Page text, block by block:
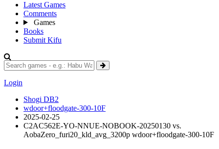
Latest Games
Comments
Games
Books
Submit Kifu
Login
Shogi DB2
wdoor+floodgate-300-10F
2025-02-25
C2AC562E-YO-NNUE-NOBOOK-20250130 vs.
AobaZero_furi20_kld_avg_3200p wdoor+floodgate-300-10F